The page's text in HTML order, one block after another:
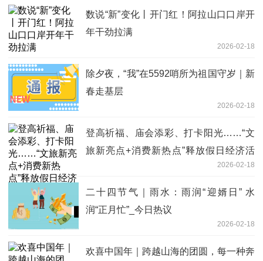
数说“新”变化丨开门红！阿拉山口口岸开
年干劲拉满
2026-02-18
除夕夜，“我”在5592哨所为祖国守岁｜新
春走基层
2026-02-18
登高祈福、庙会添彩、打卡阳光……“文
旅新亮点+消费新热点”释放假日经济活
2026-02-18
二十四节气｜雨水：雨润“迎婿日” 水
润“正月忙”_今日热议
2026-02-18
欢喜中国年｜跨越山海的团圆，每一种奔